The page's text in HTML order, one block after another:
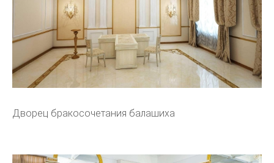
Дворец бракосочетания балашиха